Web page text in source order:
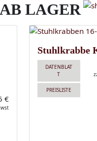
AB LAGER
€
Stuhlkrabbe
DATENBLAT
T
PREISLISTE